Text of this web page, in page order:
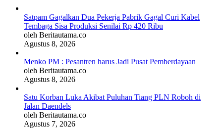
Satpam Gagalkan Dua Pekerja Pabrik Gagal Curi Kabel
Tembaga Sisa Produksi Senilai Rp 420 Ribu
oleh Beritautama.co
Agustus 8, 2026
Menko PM : Pesantren harus Jadi Pusat Pemberdayaan
oleh Beritautama.co
Agustus 8, 2026
Satu Korban Luka Akibat Puluhan Tiang PLN Roboh di
Jalan Daendels
oleh Beritautama.co
Agustus 7, 2026